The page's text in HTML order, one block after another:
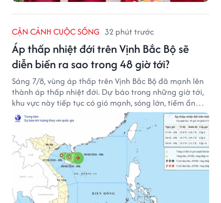
CẬN CẢNH CUỘC SỐNG 32 phút trước
Áp thấp nhiệt đới trên Vịnh Bắc Bộ sẽ
diễn biến ra sao trong 48 giờ tới?
Sáng 7/8, vùng áp thấp trên Vịnh Bắc Bộ đã mạnh lên
thành áp thấp nhiệt đới. Dự báo trong những giờ tới,
khu vực này tiếp tục có gió mạnh, sóng lớn, tiềm ẩn
nhiều nguy cơ đối với hoạt động của tàu thuyền trên
biển.